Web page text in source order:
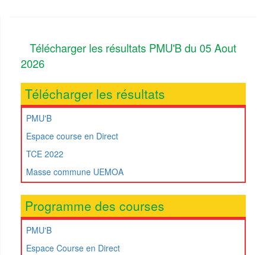
Télécharger les résultats PMU'B du 05 Aout
2026
Télécharger les résultats
PMU'B
Espace course en Direct
TCE 2022
Masse commune UEMOA
Programme des courses
PMU'B
Espace Course en Direct